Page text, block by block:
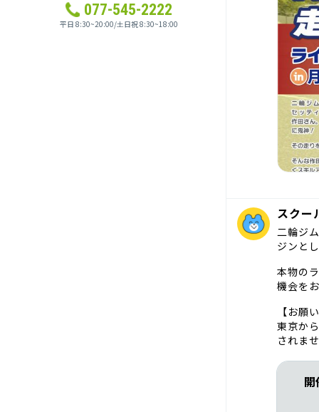
077-545-2222
平日 8:30~20:00/土日祝 8:30~18:00
スクー
二輪ジ
ジンと
本物の
機会を
【お願
東京か
されま
開